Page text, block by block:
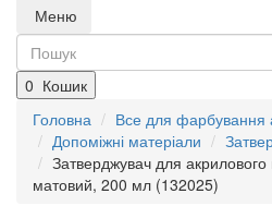
Меню
0 Кошик
Головна
Все для фарбування
Допоміжні матеріали
Затверджувач для
матовий, 200 мл (132025)